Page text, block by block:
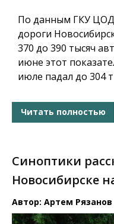
По данным ГКУ
дороги
370 до 390 тысяч
июне этот
июле падал до 304
Читать полностью
Синоптики
Новосибирске
Автор: Артем Рязанов